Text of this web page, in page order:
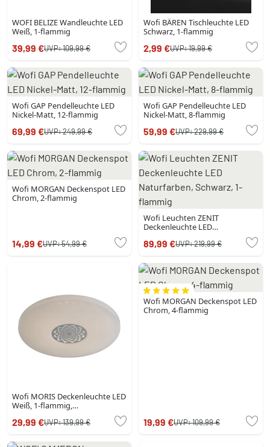
WOFI BELIZE Wandleuchte LED
Weiß, 1-flammig
39,99 €UVP:109,99 €
Wofi BÄREN Tischleuchte LED
Schwarz, 1-flammig
2,99 €UVP:19,99 €
Wofi GAP Pendelleuchte LED
Nickel-Matt, 12-flammig
69,99 €UVP:249,99 €
Wofi GAP Pendelleuchte LED
Nickel-Matt, 8-flammig
59,99 €UVP:229,99 €
Wofi MORGAN Deckenspot LED
Chrom, 2-flammig
14,99 €UVP:54,99 €
Wofi Leuchten ZENIT
Deckenleuchte LED
flammig
89,99 €UVP:219,99 €
Wofi MORIS Deckenleuchte LED
Weiß, 1-flammig,
29,99 €UVP:139,99 €
Wofi MORGAN Deckenspot LED
Chrom, 4-flammig
19,99 €UVP:109,99 €